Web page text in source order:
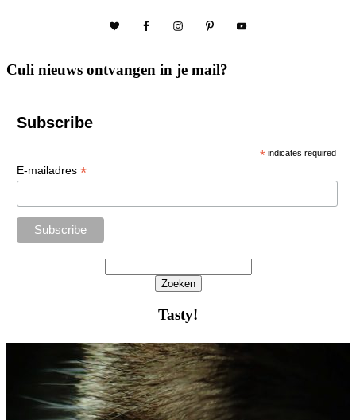
Culi nieuws ontvangen in je mail?
Subscribe
* indicates required
E-mailadres *
Zoeken
zoeken
aan
de
gang
Tasty!